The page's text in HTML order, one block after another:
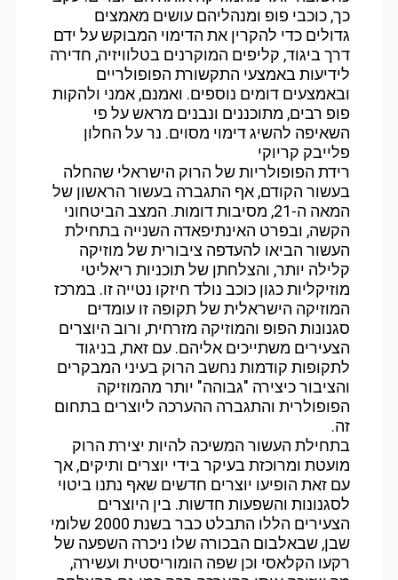
כך, כוכבי פופ ומנהליהם עושים מאמצים
גדולים כדי להקרין את הדימוי המבוקש על ידם
דרך ביגוד, קליפים המוקרנים בטלוויזיה, חדירה
לידיעות באמצעי התקשורת הפופולריים
ובאמצעים דומים נוספים. ואמנם, אמני ולהקות
פופ רבים, מתוכננים ונבנים מראש על פי
השאיפה להשיג דימוי מסוים. נר על החלון
פלייבק קריוקי
רידת הפופולריות של הרוק הישראלי שהחלה
בעשור הקודם, אף התגברה בעשור הראשון של
המאה ה-21, מסיבות דומות. המצב הביטחוני
הקשה, ובפרט האינתיפאדה השנייה בתחילת
העשור הביאו להעדפה ציבורית של מוזיקה
קלילה יותר, והצלחתן של תוכניות ריאליטי
מוזיקליות כגון כוכב נולד חיזקו נטייה זו. במרכז
המוזיקה הישראלית של תקופה זו עומדים
סגנונות הפופ והמוזיקה מזרחית, ורוב היוצרים
הצעירים משתייכים אליהם. עם זאת, בניגוד
לתקופות קודמות נחשב הרוק בעיני המבקרים
והציבור כיצירה "גבוהה" יותר מהמוזיקה
הפופולרית והתגברה ההערכה ליוצרים בתחום
זה.
בתחילת העשור המשיכה להיות יצירת הרוק
מועטת ומרוכזת בעיקר בידי יוצרים ותיקים, אך
עם זאת הופיעו יוצרים חדשים שאף נתנו ביטוי
לסגנונות והשפעות חדשות. בין היוצרים
הצעירים הללו התבלט כבר בשנת 2000 שלומי
שבן, שבאלבום הבכורה שלו ניכרה השפעה של
רקעו הקלאסי וכן שפה הומוריסטית ועשירה,